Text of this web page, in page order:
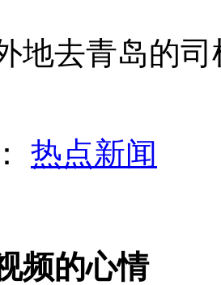
友拍摄遇难瞬间
去青岛的司
热点新闻
频的心情